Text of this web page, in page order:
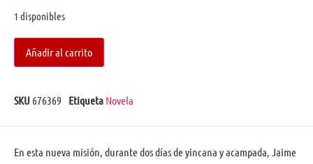
1 disponibles
Añadir al carrito
SKU 676369 Etiqueta Novela
En esta nueva misión, durante dos días de yincana y acampada, Jaime